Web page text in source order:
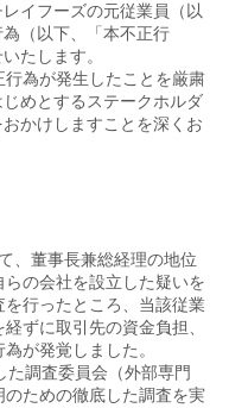
イフーズの元従業員（以
（以下、「本不正行
たします。
為が発生したことを厳粛
めとするステークホルダ
かけしますことを深くお
、董事長兼総経理の地位
の会社を設立した疑いを
行ったところ、当該従業
ずに取引先の資金負担、
が発覚しました。
た調査委員会（外部専門
ための徹底した調査を実